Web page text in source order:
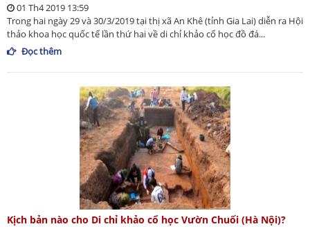
01 Th4 2019 13:59
Trong hai ngày 29 và 30/3/2019 tại thị xã An Khê (tỉnh Gia Lai) diễn ra Hội
thảo khoa học quốc tế lần thứ hai về di chỉ khảo cổ học đồ đá...
Đọc thêm
Kịch bản nào cho Di chỉ khảo cổ học Vườn Chuối (Hà Nội)?